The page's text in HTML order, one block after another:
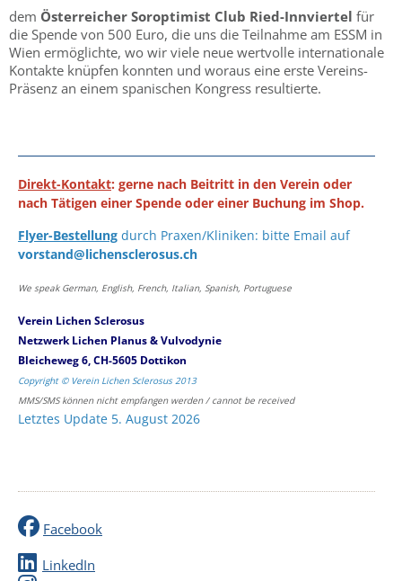
dem Österreicher Soroptimist Club Ried-Innviertel für
die Spende von 500 Euro, die uns die Teilnahme am ESSM in
Wien ermöglichte, wo wir viele neue wertvolle internationale
Kontakte knüpfen konnten und woraus eine erste Vereins-
Präsenz an einem spanischen Kongress resultierte.
Direkt-Kontakt: gerne nach Beitritt in den Verein oder
nach Tätigen einer Spende oder einer Buchung im Shop.
Flyer-Bestellung durch Praxen/Kliniken: bitte Email auf
vorstand@lichensclerosus.ch
We speak German, English, French, Italian, Spanish, Portuguese
Verein Lichen Sclerosus
Netzwerk Lichen Planus & Vulvodynie
Bleicheweg 6, CH-5605 Dottikon
Copyright © Verein Lichen Sclerosus 2013
MMS/SMS können nicht empfangen werden / cannot be received
Letztes Update 5. August 2026
Facebook
LinkedIn